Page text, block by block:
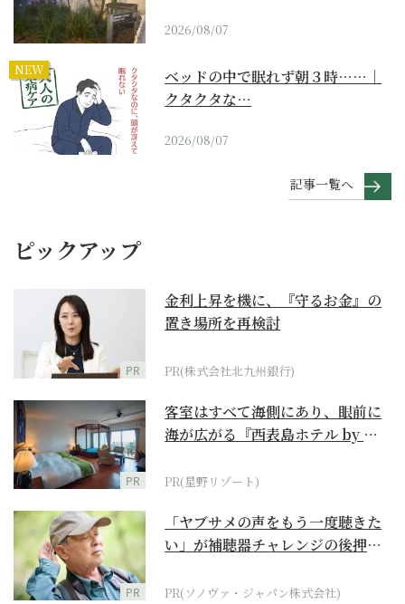
2026/08/07
NEW
ベッドの中で眠れず朝３時……｜
クタクタな…
2026/08/07
記事一覧へ
ピックアップ
PR
金利上昇を機に、『守るお金』の
置き場所を再検討
PR(株式会社北九州銀行)
PR
客室はすべて海側にあり、眼前に
海が広がる『西表島ホテル by 星
PR(星野リゾート)
PR
「ヤブサメの声をもう一度聴きた
い」が補聴器チャレンジの後押し
PR(ソノヴァ・ジャパン株式会社)